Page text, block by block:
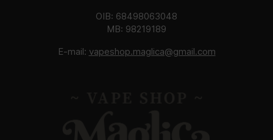
OIB: 68498063048
MB: 98219189
E-mail: vapeshop.maglica@gmail.com